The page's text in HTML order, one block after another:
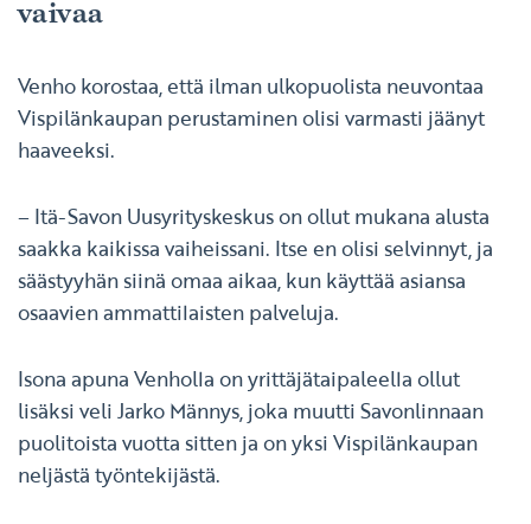
vaivaa
Venho korostaa, että ilman ulkopuolista neuvontaa
Vispilänkaupan perustaminen olisi varmasti jäänyt
haaveeksi.
– Itä-Savon Uusyrityskeskus on ollut mukana alusta
saakka kaikissa vaiheissani. Itse en olisi selvinnyt, ja
säästyyhän siinä omaa aikaa, kun käyttää asiansa
osaavien ammattilaisten palveluja.
Isona apuna Venholla on yrittäjätaipaleella ollut
lisäksi veli Jarko Männys, joka muutti Savonlinnaan
puolitoista vuotta sitten ja on yksi Vispilänkaupan
neljästä työntekijästä.